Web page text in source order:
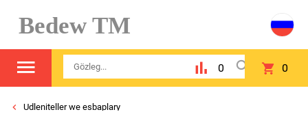
Bedew TM
0 0
Udleniteller we esbaplary